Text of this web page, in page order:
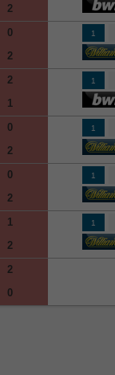
2
0
2
1
2
1
1
0
2
1
0
2
1
1
2
1
2
0